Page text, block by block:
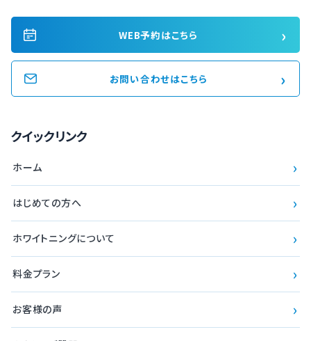
WEB予約はこちら ›
お問い合わせはこちら ›
クイックリンク
ホーム ›
はじめての方へ ›
ホワイトニングについて ›
料金プラン ›
お客様の声 ›